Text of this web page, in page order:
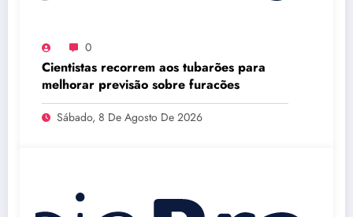
0
Cientistas recorrem aos tubarões para
melhorar previsão sobre furacões
Sábado, 8 De Agosto De 2026